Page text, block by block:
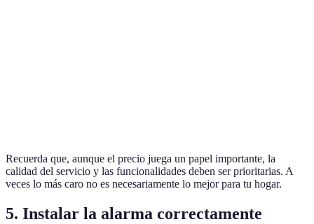
Recuerda que, aunque el precio juega un papel importante, la
calidad del servicio y las funcionalidades deben ser prioritarias. A
veces lo más caro no es necesariamente lo mejor para tu hogar.
5. Instalar la alarma correctamente